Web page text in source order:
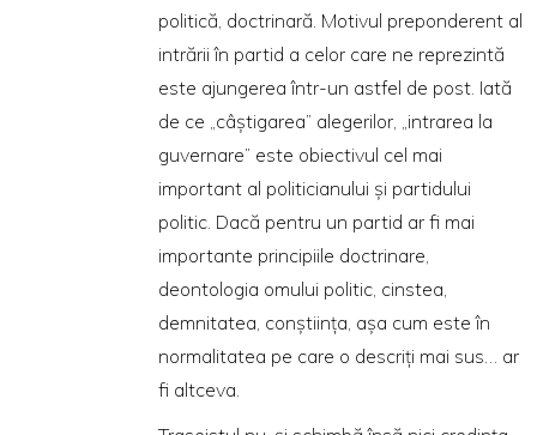
politică, doctrinară. Motivul preponderent al
intrării în partid a celor care ne reprezintă
este ajungerea într-un astfel de post. Iată
de ce „câştigarea” alegerilor, „intrarea la
guvernare” este obiectivul cel mai
important al politicianului şi partidului
politic. Dacă pentru un partid ar fi mai
importante principiile doctrinare,
deontologia omului politic, cinstea,
demnitatea, conştiinţa, aşa cum este în
normalitatea pe care o descriţi mai sus… ar
fi altceva.